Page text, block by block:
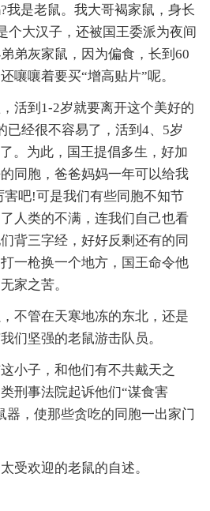
我是老鼠。我大哥褐家鼠，身长
个大汉子，还被国王委派为夜间
弟灰家鼠，因为偏食，长到60
嚷嚷着要买“增高贴片”呢。
活到1-2岁就要离开这个美好的
已经很不容易了，活到4、5岁
。为此，国王提倡多生，好加
同胞，爸爸妈妈一年可以给我
害吧!可是我们有些同胞不知节
人类的不满，连我们自己也看
背三字经，好好反剩还有的同
一枪换一个地方，国王命令他
家之苦。
不管在天寒地冻的东北，还是
们坚强的老鼠游击队员。
小子，和他们有不共戴天之
刑事法院起诉他们“谋食害
器，使那些贪吃的同胞一出家门
受欢迎的老鼠的自述。